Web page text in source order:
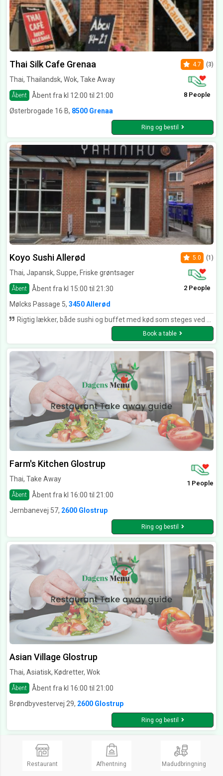
Thai Silk Cafe Grenaa
Thai, Thailandsk, Wok, Take Away
Åbent Åbent fra kl 12:00 til 21:00
4.7 (3)
8 People
Østerbrogade 16 B, 8500 Grenaa
Ring og bestil
Koyo Sushi Allerød
Thai, Japansk, Suppe, Friske grøntsager
Åbent Åbent fra kl 15:00 til 21:30
5.0 (1)
2 People
Mølcks Passage 5, 3450 Allerød
Rigtig lækker, både sushi og buffet med kød som steges ved bordet. Betjeningen er super og der er en rigtig god stemning.
Book a table
Farm's Kitchen Glostrup
Thai, Take Away
Åbent Åbent fra kl 16:00 til 21:00
1 People
Jernbanevej 57, 2600 Glostrup
Ring og bestil
Asian Village Glostrup
Thai, Asiatisk, Kødretter, Wok
Åbent
Åbent fra kl 16:00 til 21:00
Brøndbyvestervej 29, 2600 Glostrup
Ring og bestil
Restaurant Afhentning Madudbringning